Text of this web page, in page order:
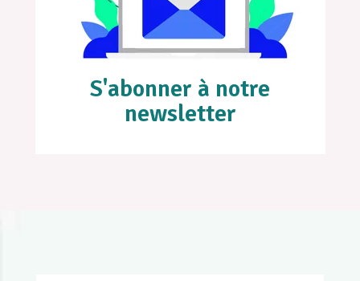
S'abonner à notre
newsletter